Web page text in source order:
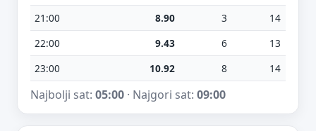
21:00
8.90 3
14
22:00
9.43 6
13
23:00
10.92 8 14
Najbolji sat: 05:00· Najgori sat: 09:00